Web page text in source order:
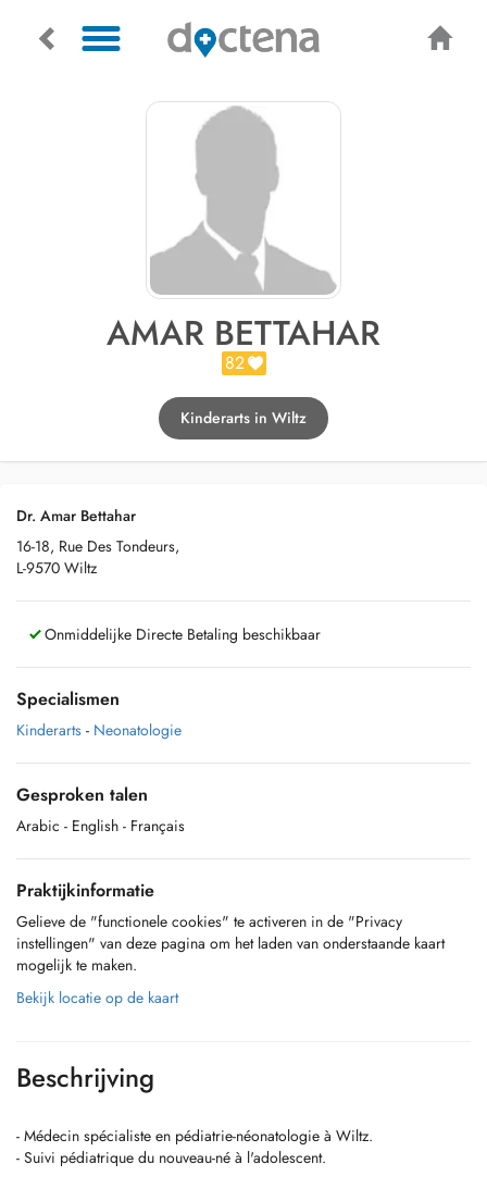
AMAR BETTAHAR
82
Kinderarts in Wiltz
Dr. Amar Bettahar
16-18, Rue Des Tondeurs,
L-9570 Wiltz
Onmiddelijke Directe Betaling beschikbaar
Specialismen
Kinderarts - Neonatologie
Gesproken talen
Arabic - English - Français
Praktijkinformatie
Gelieve de "functionele cookies" te activeren in de "Privacy
instellingen" van deze pagina om het laden van onderstaande kaart
mogelijk te maken.
Bekijk locatie op de kaart
Beschrijving
- Médecin spécialiste en pédiatrie-néonatologie à Wiltz.
- Suivi pédiatrique du nouveau-né à l'adolescent.